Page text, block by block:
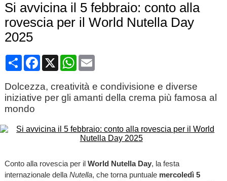
Si avvicina il 5 febbraio: conto alla
rovescia per il World Nutella Day
2025
CondividiFacebook
X WhatsApp
Email
Dolcezza, creatività e condivisione e diverse
iniziative per gli amanti della crema più famosa al
mondo
Conto alla rovescia per il World Nutella Day, la festa
internazionale della Nutella, che torna puntuale mercoledì 5